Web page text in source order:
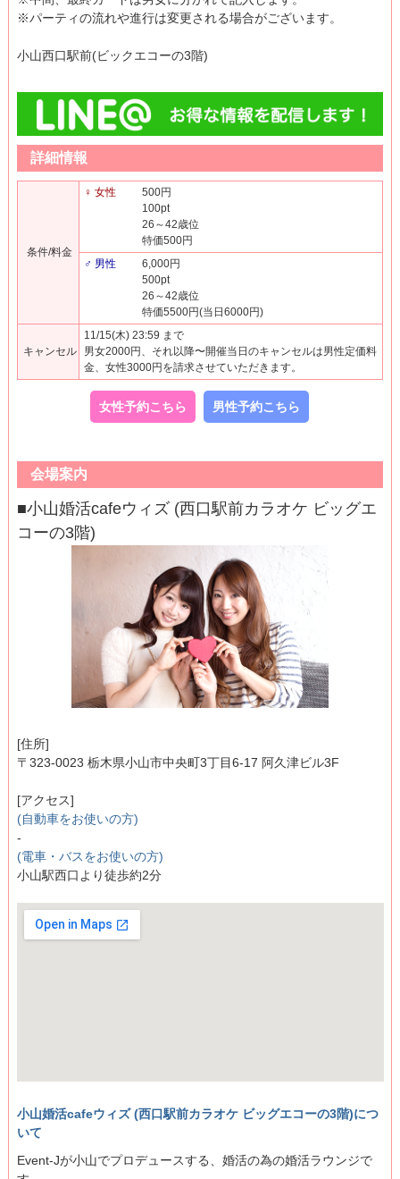
※パーティの流れや進行は変更される場合がございます。
小山西口駅前(ビックエコーの3階)
詳細情報
条件/料金
♀ 女性
500円
100pt
26～42歳位
特価500円
♂ 男性
6,000円
500pt
26～42歳位
特価5500円(当日6000円)
キャンセル
11/15(木) 23:59 まで
男女2000円、それ以降〜開催当日のキャンセルは男性定価料
金、女性3000円を請求させていただきます。
女性予約こちら 男性予約こちら
会場案内
■小山婚活cafeウィズ (西口駅前カラオケ ビッグエ
コーの3階)
[住所]
〒323-0023 栃木県小山市中央町3丁目6-17 阿久津ビル3F
[アクセス]
(自動車をお使いの方)
-
(電車・バスをお使いの方)
小山駅西口より徒歩約2分
小山婚活cafeウィズ (西口駅前カラオケ ビッグエコーの3階)につ
いて
Event-Jが小山でプロデュースする、婚活の為の婚活ラウンジで